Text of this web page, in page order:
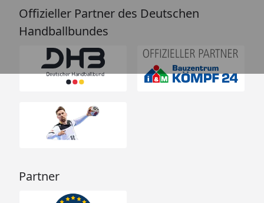
Offizieller Partner des Deutschen
Handballbundes
Partner